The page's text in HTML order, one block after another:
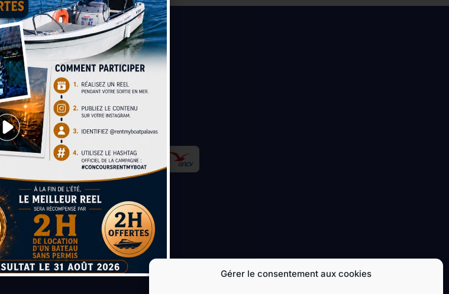
Gérer le consentement aux cookies
Paiement sécurisé